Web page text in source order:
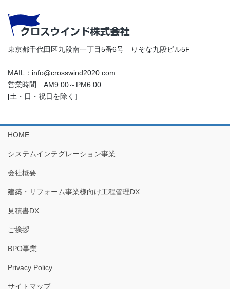
東京都千代田区九段南一丁目5番6号 りそな九段ビル5F
MAIL：info@crosswind2020.com
営業時間 AM9:00～PM6:00
[土・日・祝日を除く］
HOME
システムインテグレーション事業
会社概要
建築・リフォーム事業様向け工程管理DX
見積書DX
ご挨拶
BPO事業
Privacy Policy
サイトマップ